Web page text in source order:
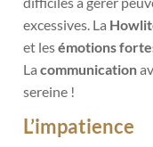
excessives. La
et lesémotions
Lacommunication
sereine !
L’impatience